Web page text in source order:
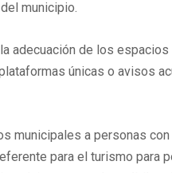
municipio.
adecuación de los
únicas o avisos
municipales a personas
para el turismo para